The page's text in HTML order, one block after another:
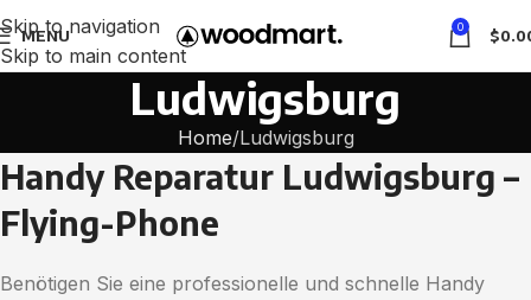
Skip to navigation
Skip to main content
MENU 0 $
Ludwigsburg
Home Ludwigsburg
Handy Reparatur Ludwigsburg –
Flying-Phone
Benötigen Sie eine professionelle und schnelle Handy